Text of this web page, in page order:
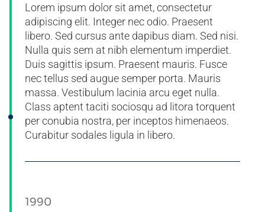
Lorem ipsum dolor sit amet, consectetur
adipiscing elit. Integer nec odio. Praesent
libero. Sed cursus ante dapibus diam. Sed nisi.
Nulla quis sem at nibh elementum imperdiet.
Duis sagittis ipsum. Praesent mauris. Fusce
nec tellus sed augue semper porta. Mauris
massa. Vestibulum lacinia arcu eget nulla.
Class aptent taciti sociosqu ad litora torquent
per conubia nostra, per inceptos himenaeos.
Curabitur sodales ligula in libero.
1990